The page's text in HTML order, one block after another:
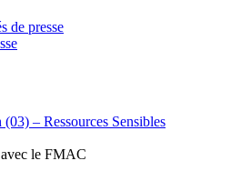
de presse
– Ressources Sensibles
le FMAC